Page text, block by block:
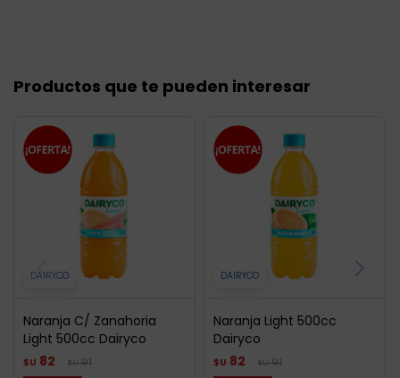
Productos que te pueden interesar
DAIRYCO
Naranja C/ Zanahoria
Light 500cc Dairyco
$U 82 $U 91
DAIRYCO
Naranja Light 500cc
Dairyco
$U 82 $U 91